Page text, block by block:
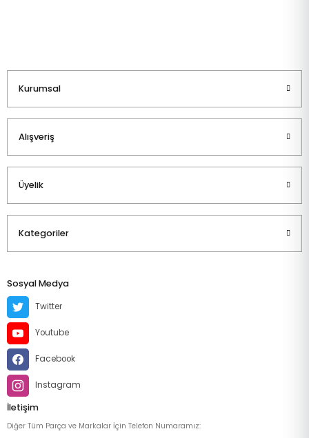
Kurumsal
Alışveriş
Üyelik
Kategoriler
Sosyal Medya
Twitter
Youtube
Facebook
Instagram
İletişim
Diğer Tüm Parça ve Markalar İçin Telefon Numaramız: